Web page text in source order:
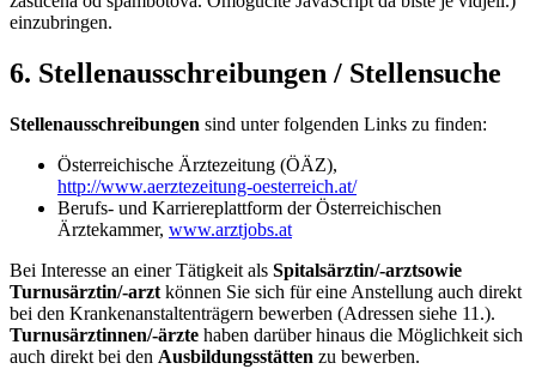
einzubringen.
6. Stellenausschreibungen / Stellensuche
Stellenausschreibungen sind unter folgenden Links zu finden:
Österreichische Ärztezeitung (ÖÄZ),
http://www.aerztezeitung-oesterreich.at/
Berufs- und Karriereplattform der Österreichischen
Ärztekammer, www.arztjobs.at
Bei Interesse an einer Tätigkeit als Spitalsärztin/-arztsowie
Turnusärztin/-arzt können Sie sich für eine Anstellung auch direkt
bei den Krankenanstaltenträgern bewerben (Adressen siehe 11.).
Turnusärztinnen/-ärzte haben darüber hinaus die Möglichkeit sich
auch direkt bei den Ausbildungsstätten zu bewerben.